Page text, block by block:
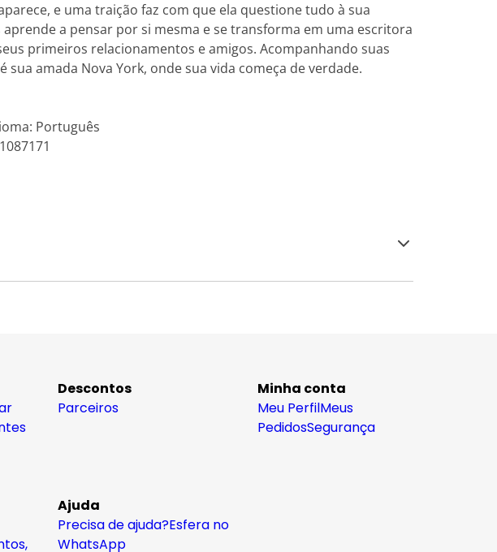
e uma traição faz com que ela questione tudo à sua
a pensar por si mesma e se transforma em uma escritora
primeiros relacionamentos e amigos. Acompanhando suas
amada Nova York, onde sua vida começa de verdade.
Português
Descontos
Parceiros
Minha conta
Meu PerfilMeus
PedidosSegurança
Ajuda
Precisa de ajuda?Esfera no
WhatsApp